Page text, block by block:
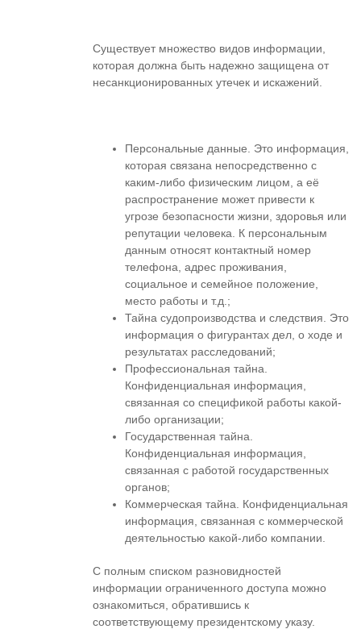
Существует множество видов информации,
которая должна быть надежно защищена от
несанкционированных утечек и искажений.
Персональные данные. Это информация,
которая связана непосредственно с
каким-либо физическим лицом, а её
распространение может привести к
угрозе безопасности жизни, здоровья или
репутации человека. К персональным
данным относят контактный номер
телефона, адрес проживания,
социальное и семейное положение,
место работы и т.д.;
Тайна судопроизводства и следствия. Это
информация о фигурантах дел, о ходе и
результатах расследований;
Профессиональная тайна.
Конфиденциальная информация,
связанная со спецификой работы какой-
либо организации;
Государственная тайна.
Конфиденциальная информация,
связанная с работой государственных
органов;
Коммерческая тайна. Конфиденциальная
информация, связанная с коммерческой
деятельностью какой-либо компании.
С полным списком разновидностей
информации ограниченного доступа можно
ознакомиться, обратившись к
соответствующему президентскому указу.